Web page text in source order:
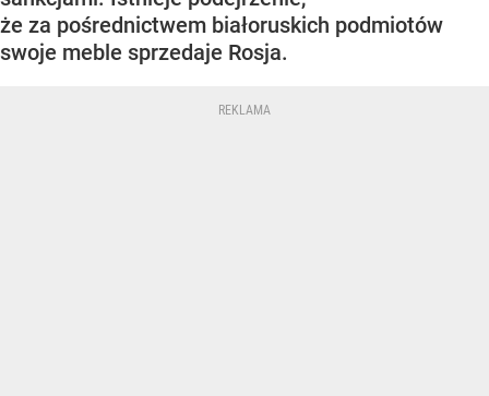
że za pośrednictwem białoruskich podmiotów
swoje meble sprzedaje Rosja.